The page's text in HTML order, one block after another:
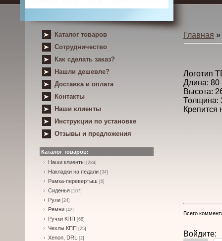
Каталог товаров
Сотрудничество
Как сделать заказ?
Нашли дешевле?
Доставка и оплата
Контакты
Наши клиенты
Инструкции по установке
Отзывы и предложения
Каталог товаров:
Наши клиенты [284]
Накладки на педали [34]
Рамка-перевертыш [6]
Сиденья [107]
Рули [24]
Ремни [42]
Ручки КПП [68]
Чехлы КПП [25]
Xenon, DRL [2]
Главная »
Логотип
Длина:
Высота:
Толщина:
Крепится
Всего
Войдите: